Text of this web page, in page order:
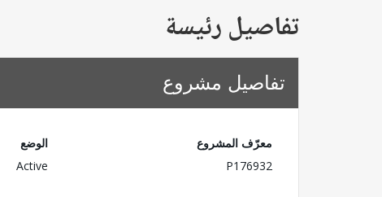
تفاصيل رئيسة
تفاصيل مشروع
معرّف المشروع
P176932
الوضع
Active